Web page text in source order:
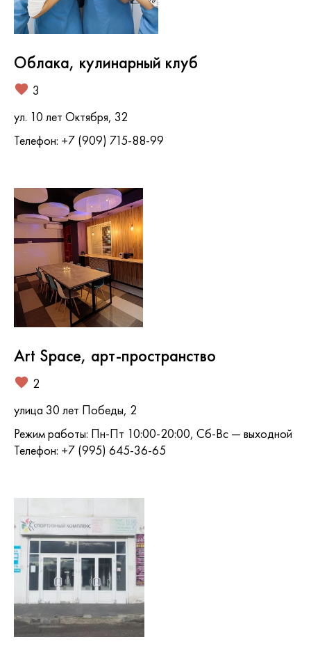
Облака, кулинарный клуб
3
ул. 10 лет Октября, 32
Телефон: +7 (909) 715-88-99
Art Space, арт-пространство
2
улица 30 лет Победы, 2
Режим работы: Пн-Пт 10:00-20:00, Сб-Вс — выходной
Телефон: +7 (995) 645-36-65